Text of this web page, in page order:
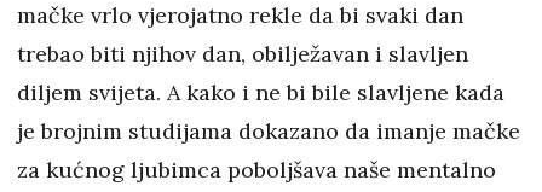
mačke vrlo vjerojatno rekle da bi svaki dan
trebao biti njihov dan, obilježavan i slavljen
diljem svijeta. A kako i ne bi bile slavljene kada
je brojnim studijama dokazano da imanje mačke
za kućnog ljubimca poboljšava naše mentalno